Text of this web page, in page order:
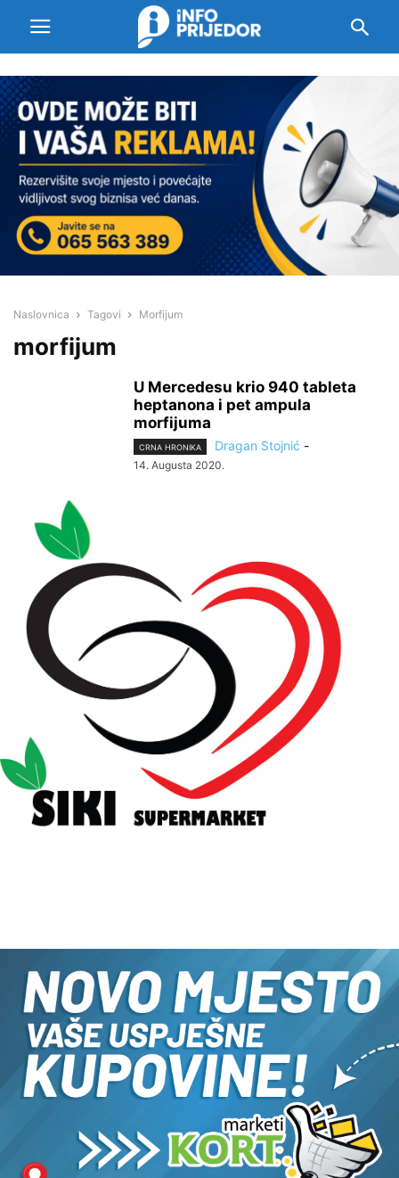
Naslovnica Tagovi Morfijum
morfijum
U Mercedesu krio 940 tableta
heptanona i pet ampula
morfijuma
CRNA HRONIKA Dragan Stojnić -
14. Augusta 2020.